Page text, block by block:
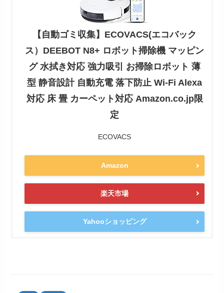
【自動ゴミ収集】ECOVACS(エコバック
ス）DEEBOT N8+ ロボット掃除機 マッピン
グ 水拭き対応 強力吸引 お掃除ロボット 薄
型 静音設計 自動充電 落下防止 Wi-Fi Alexa
対応 床 畳 カーペット対応 Amazon.co.jp限
定
ECOVACS
Amazon
楽天市場
Yahooショッピング